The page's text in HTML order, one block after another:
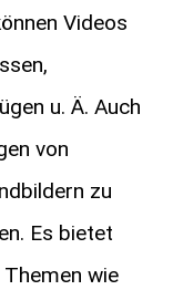
Videos
u. Ä. Auch
von
zu
Es bietet
wie